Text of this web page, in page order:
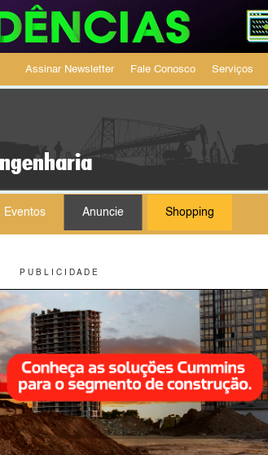
Assinar Newsletter Fale Conosco Serviços
Eventos Anuncie Shopping
P U B L I C I D A D E